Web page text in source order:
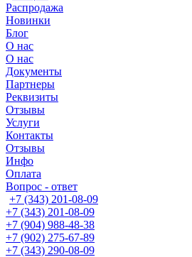
Распродажа
Новинки
Блог
О нас
О нас
Документы
Партнеры
Реквизиты
Отзывы
Услуги
Контакты
Отзывы
Инфо
Оплата
Вопрос - ответ
+7 (343) 201-08-09
+7 (343) 201-08-09
+7 (904) 988-48-38
+7 (902) 275-67-89
+7 (343) 290-08-09